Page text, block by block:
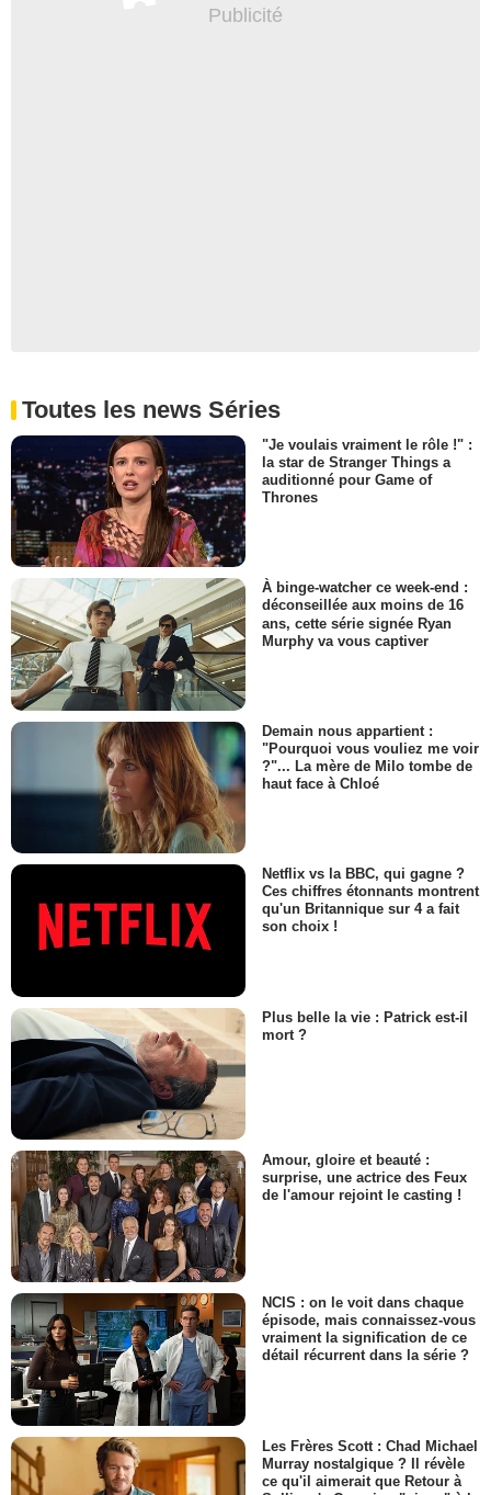
Toutes les news Séries
"Je voulais vraiment le rôle !" :
la star de Stranger Things a
auditionné pour Game of
Thrones
À binge-watcher ce week-end :
déconseillée aux moins de 16
ans, cette série signée Ryan
Murphy va vous captiver
Demain nous appartient :
"Pourquoi vous vouliez me voir
?"... La mère de Milo tombe de
haut face à Chloé
Netflix vs la BBC, qui gagne ?
Ces chiffres étonnants montrent
qu'un Britannique sur 4 a fait
son choix !
Plus belle la vie : Patrick est-il
mort ?
Amour, gloire et beauté :
surprise, une actrice des Feux
de l'amour rejoint le casting !
NCIS : on le voit dans chaque
épisode, mais connaissez-vous
vraiment la signification de ce
détail récurrent dans la série ?
Les Frères Scott : Chad Michael
Murray nostalgique ? Il révèle
ce qu'il aimerait que Retour à